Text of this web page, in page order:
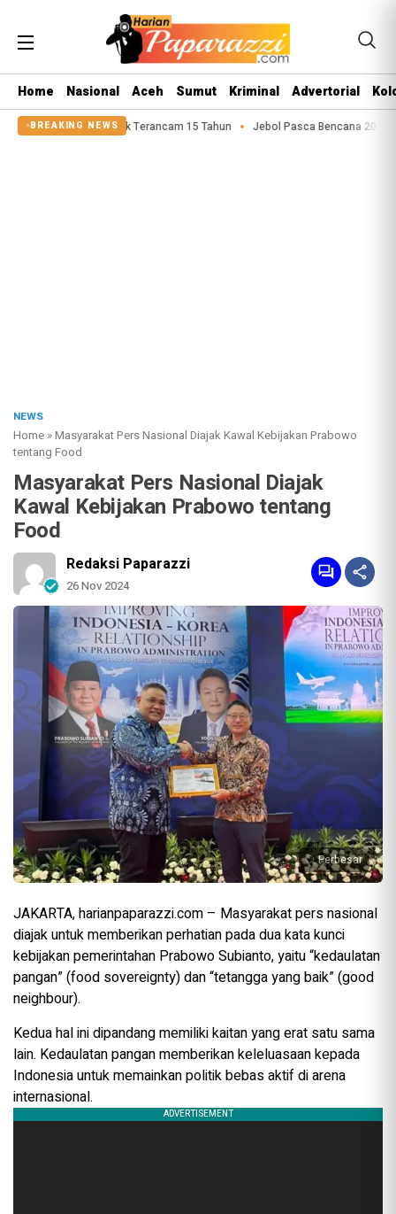
Home Nasional Aceh Sumut Kriminal Advertorial
BREAKING NEWS
Anak Terancam 15 Tahun Jebol Pasca Bencana 2025, Tanggul
NEWS
Home »Masyarakat Pers Nasional Diajak Kawal Kebijakan Prabowo
tentang Food
Masyarakat Pers Nasional Diajak
Kawal Kebijakan Prabowo tentang
Food
Redaksi Paparazzi
26 Nov 2024
Perbesar
JAKARTA, harianpaparazzi.com – Masyarakat pers nasional
diajak untuk memberikan perhatian pada dua kata kunci
kebijakan pemerintahan Prabowo Subianto, yaitu “kedaulatan
pangan” (food sovereignty) dan “tetangga yang baik” (good
neighbour).
Kedua hal ini dipandang memiliki kaitan yang erat satu sama
lain. Kedaulatan pangan memberikan keleluasaan kepada
Indonesia untuk memainkan politik bebas aktif di arena
internasional.